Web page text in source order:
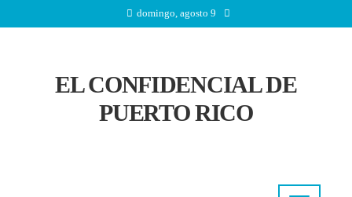
domingo, agosto 9
EL CONFIDENCIAL DE
PUERTO RICO